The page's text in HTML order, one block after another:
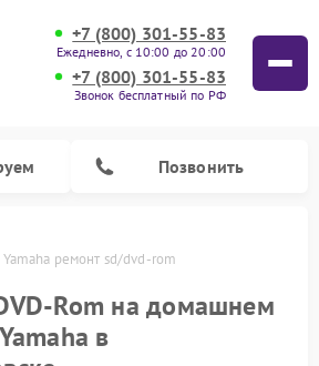
+7 (800) 301-55-83
Ежедневно, с 10:00 до 20:00
+7 (800) 301-55-83
Звонок бесплатный по РФ
Позвонить
ремонт sd/dvd-rom
Rom на домашнем
в